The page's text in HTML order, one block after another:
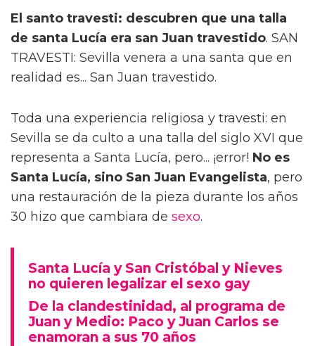
El santo travesti: descubren que una talla
de santa Lucía era san Juan travestido. SAN
TRAVESTI: Sevilla venera a una santa que en
realidad es... San Juan travestido.
Toda una experiencia religiosa y travesti: en
Sevilla se da culto a una talla del siglo XVI que
representa a Santa Lucía, pero... ¡error! No es
Santa Lucía, sino San Juan Evangelista, pero
una restauración de la pieza durante los años
30 hizo que cambiara de sexo.
Santa Lucía y San Cristóbal y Nieves
no quieren legalizar el sexo gay
De la clandestinidad, al programa de
Juan y Medio: Paco y Juan Carlos se
enamoran a sus 70 años